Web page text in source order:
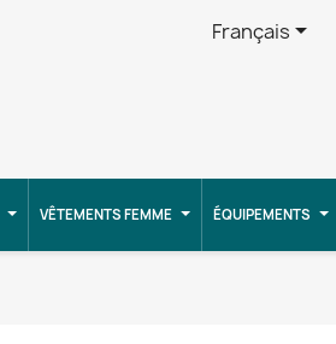
Français
VÊTEMENTS FEMME ÉQUIPEMENTS